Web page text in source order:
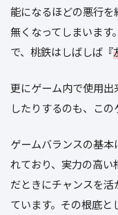
能になるほどの悪行
無くなってしまいます
で、桃鉄はしばしば『
更にゲーム内で使用出
したりするのも、この
ゲームバランスの基本
れており、実力の高
だときにチャンスを
ています。その根底と